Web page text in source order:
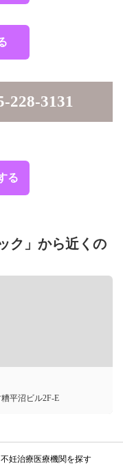
る
228-3131
ク」から近くの
平沼ビル2F-E
不妊治療医療機関を探す